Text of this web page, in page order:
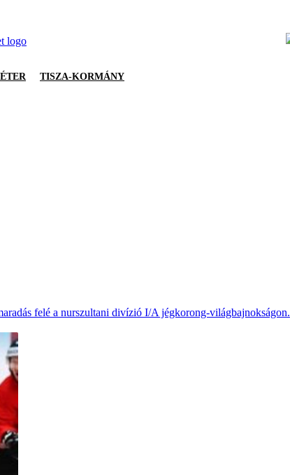
TISZA-KORMÁNY
felé a nurszultani divízió I/A jégkorong-világbajnokságon.